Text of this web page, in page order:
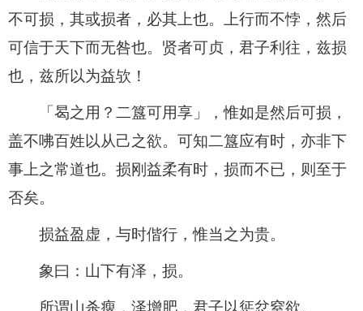
不可损，其或损者，必其上也。上行而不悖，然后
可信于天下而无咎也。贤者可贞，君子利往，兹损
也，兹所以为益欤！
「曷之用？二簋可用享」，惟如是然后可损，
盖不咈百姓以从己之欲。可知二簋应有时，亦非下
事上之常道也。损刚益柔有时，损而不已，则至于
否矣。
损益盈虚，与时偕行，惟当之为贵。
象曰：山下有泽，损。
所谓山杀瘦，泽增肥，君子以惩忿窒欲。